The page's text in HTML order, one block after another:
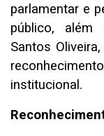
parlamentar e
público, além
Santos
institucional.